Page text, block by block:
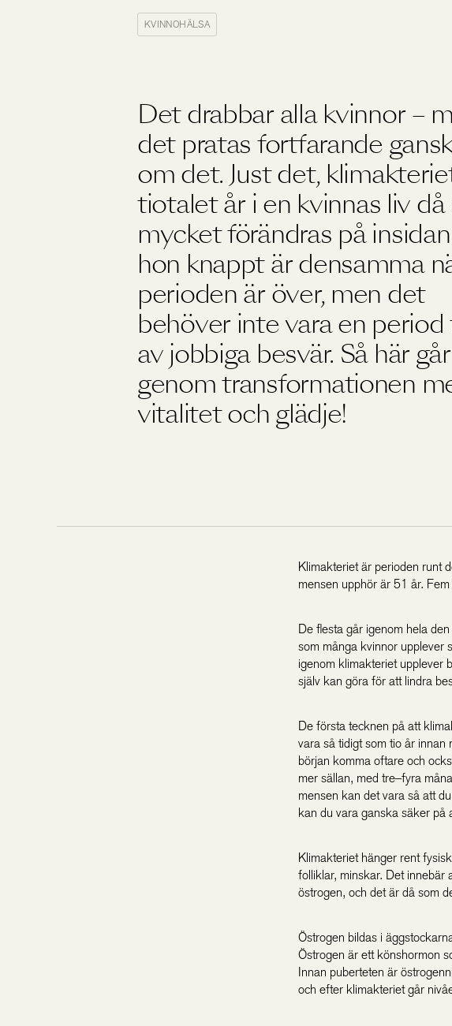
KVINNOHÄLSA
Det drabbar alla kvinnor –
det pratas fortfarande
om det. Just det,
tiotalet år i en kvinnas liv då
mycket förändras på
hon knappt är densamma
perioden är över, men det
behöver inte vara en period
av jobbiga besvär. Så här
genom transformationen
vitalitet och glädje!
Klimakteriet är perioden runt
mensen upphör är 51 år.
De flesta går igenom hela
som många kvinnor upplever
igenom klimakteriet upplever
själv kan göra för att lindra
De första tecknen på att
vara så tidigt som tio år innan
början komma oftare och
mer sällan, med tre–fyra
mensen kan det vara så att
kan du vara ganska säker på
Klimakteriet hänger rent
folliklar, minskar. Det innebär
östrogen, och det är då som
Östrogen bildas i
Östrogen är ett könshormon
Innan puberteten är
och efter klimakteriet går